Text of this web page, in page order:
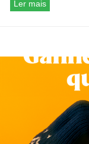
Ler mais